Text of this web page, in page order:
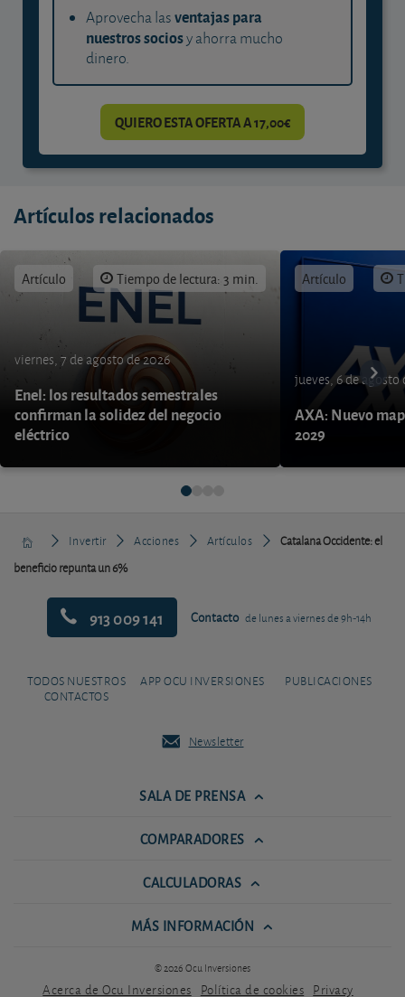
Aprovecha lasventajas para
nuestros sociosy ahorra mucho
dinero.
QUIERO ESTA OFERTA A 17,00€
Artículos relacionados
Artículo Tiempo de lectura: 3 min.
viernes, 7 de agosto de 2026
Enel: los resultados semestrales
confirman la solidez del negocio
eléctrico
Artículo
jueves, 6 de agosto
AXA: Nuevo
2029
Invertir Acciones Artículos
Catalana Occidente: el
beneficio repunta un 6%
913 009 141 Contacto de lunes a viernes de 9h-14h
TODOS NUESTROS
CONTACTOS
APP OCU INVERSIONES PUBLICACIONES
Newsletter
SALA DE PRENSA
COMPARADORES
CALCULADORAS
MÁS INFORMACIÓN
© 2026 Ocu Inversiones
Acerca de Ocu Inversiones Política de cookies Privacy